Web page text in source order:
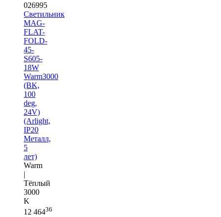
026995
Светильник
MAG-
FLAT-
FOLD-
45-
S605-
18W
Warm3000
(BK,
100
deg,
24V)
(Arlight,
IP20
Металл,
5
лет)
Warm
|
Тёплый
3000
K
12 46436